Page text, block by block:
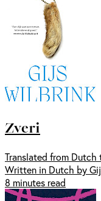
Zveri
Translated from Dutch
Written in Dutch by
8 minutes read